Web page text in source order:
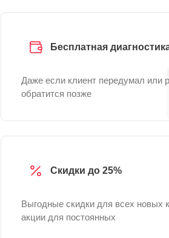
Бесплатная
Даже если клиент передумал или
обратится позже
Скидки до 25%
Выгодные скидки для всех новых
акции для постоянных